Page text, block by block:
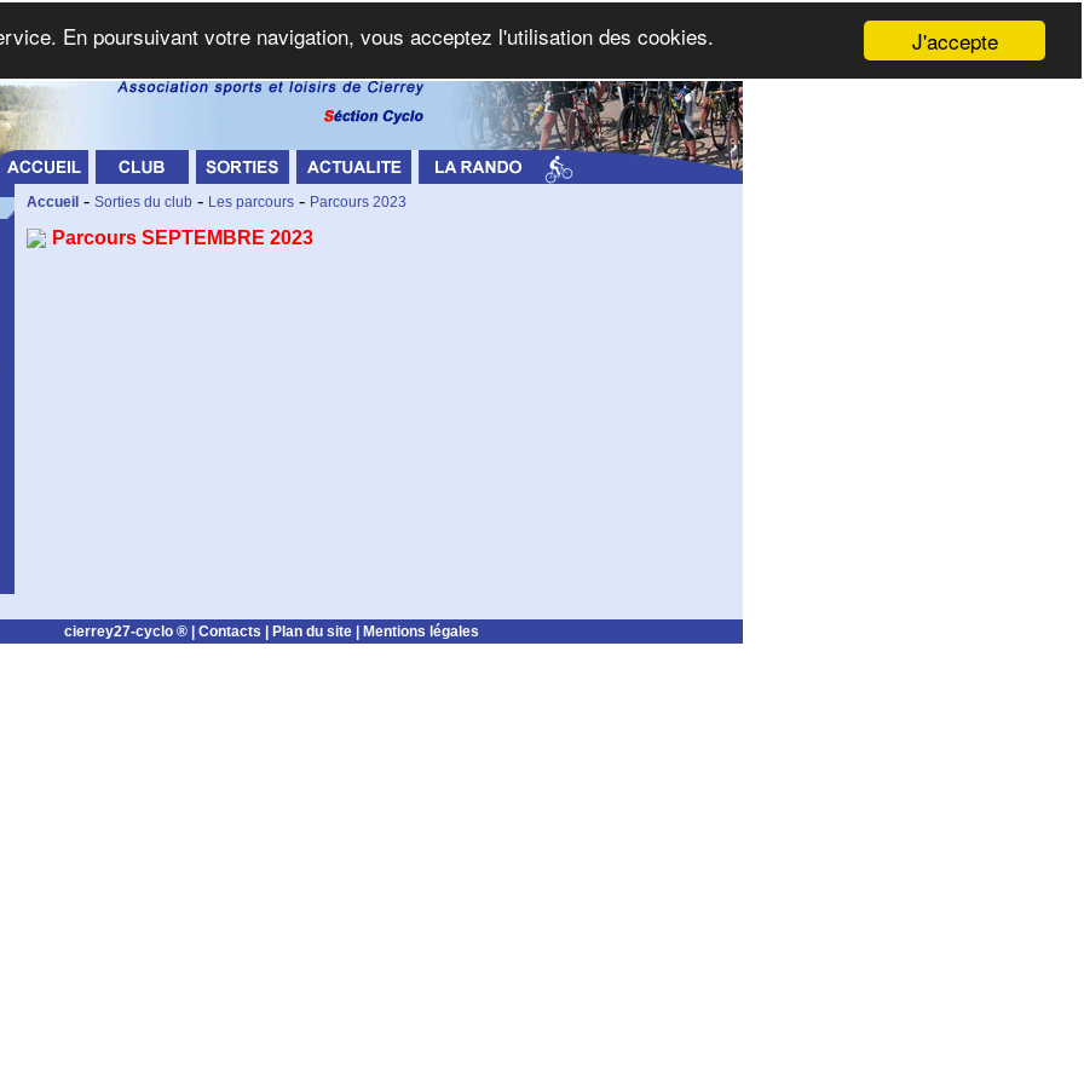
Accueil - Sorties du club - Les parcours - Parcours 2023
Parcours SEPTEMBRE 2023
cierrey27-cyclo ® | Contacts Plan du site Mentions légales
J'accepte
En poursuivant votre navigation, vous acceptez l'utilisation des cookies.